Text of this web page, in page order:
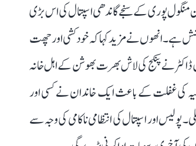
منگول پوری کے سنجے گاندھی اسپتال کی اس بڑی
ہے۔ انھوں نے مزید کہا کہ خودکشی اور چھت
نے پنکج کی لاش بھرت بھوشن کے اہل خانہ
کی غفلت کے باعث ایک خاندان نے کسی اور
اور اسپتال کی انتظامی ناکامی کی وجہ سے